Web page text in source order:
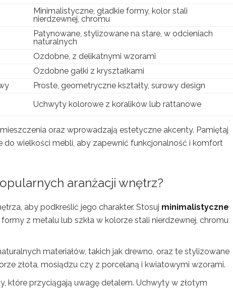
Minimalistyczne, gładkie formy, kolor stali
nierdzewnej, chromu
Patynowane, stylizowane na stare, w odcieniach
naturalnych
Ozdobne, z delikatnymi wzorami
Ozdobne gałki z kryształkami
Proste, geometryczne kształty, surowy design
Uchwyty kolorowe z koralików lub rattanowe
oraz wprowadzają estetyczne akcenty. Pamiętaj
wielkości mebli, aby zapewnić funkcjonalność i komfort
aranżacji wnętrz?
aby podkreślić jego charakter. Stosuj minimalistyczne
z metalu lub szkła w kolorze stali nierdzewnej, chromu
materiałów, takich jak drewno, oraz te stylizowane
złota, mosiądzu czy z porcelaną i kwiatowymi wzorami.
które przyciągają uwagę detalem. Uchwyty w złotym